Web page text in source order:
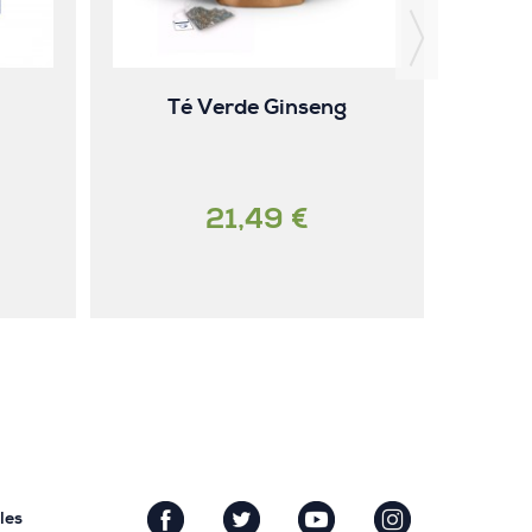
Té Verde Ginseng
21,49 €